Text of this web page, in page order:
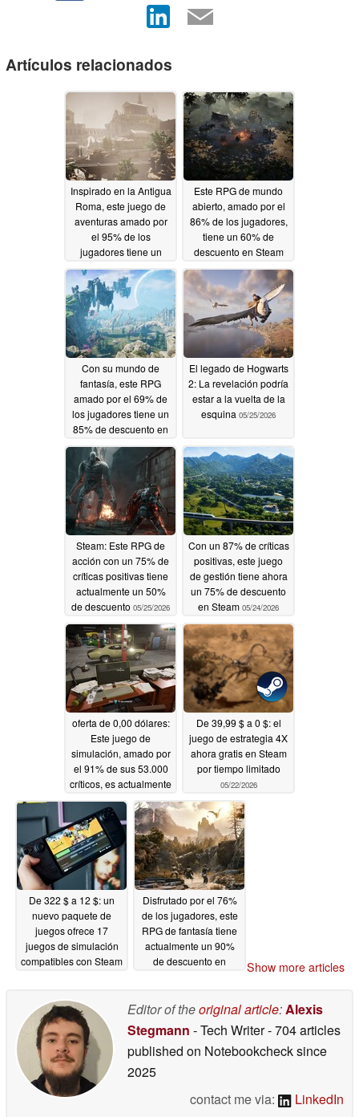
Artículos relacionados
Inspirado en la Antigua
Roma, este juego de
aventuras amado por
el 95% de los
jugadores tiene un
75% de descuento en
Steam06/02/2026
Este RPG de mundo
abierto, amado por el
86% de los jugadores,
tiene un 60% de
descuento en Steam
05/31/2026
Con su mundo de
fantasía, este RPG
amado por el 69% de
los jugadores tiene un
85% de descuento en
Steam05/26/2026
El legado de Hogwarts
2: La revelación podría
estar a la vuelta de la
esquina 05/25/2026
Steam: Este RPG de
acción con un 75% de
críticas positivas tiene
actualmente un 50%
de descuento 05/25/2026
Con un 87% de críticas
positivas, este juego
de gestión tiene ahora
un 75% de descuento
en Steam 05/24/2026
oferta de 0,00 dólares:
Este juego de
simulación, amado por
el 91% de sus 53.000
críticos, es actualmente
gratuito en Steam
05/22/2026
De 39,99 $ a 0 $: el
juego de estrategia 4X
ahora gratis en Steam
por tiempo limitado
05/22/2026
De 322 $ a 12 $: un
nuevo paquete de
juegos ofrece 17
juegos de simulación
compatibles con Steam
Disfrutado por el 76%
de los jugadores, este
RPG de fantasía tiene
actualmente un 90%
de descuento en
Show more articles
Editor of theoriginal article:Alexis
Stegmann - Tech Writer- 704 articles
published on Notebookchecksince
2025
contact me via:
LinkedIn